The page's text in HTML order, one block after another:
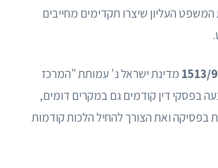
העליון שיצרו תקדימים מחייבים
מדינת ישראל נ' עמותת "המרכז
בפסקי דין קודמים גם במקרים דומים,
בפסיקה ואת הצורך להחיל הלכות קודמות